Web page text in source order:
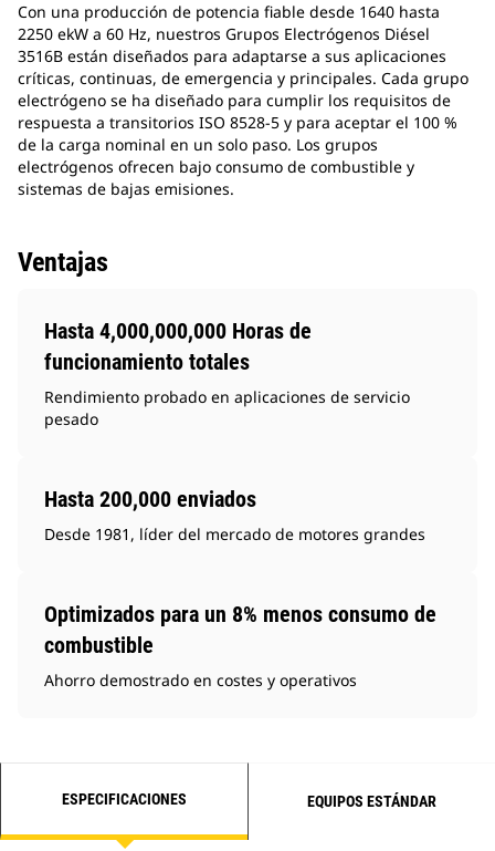
Con una producción de potencia fiable desde 1640 hasta
2250 ekW a 60 Hz, nuestros Grupos Electrógenos Diésel
3516B están diseñados para adaptarse a sus aplicaciones
críticas, continuas, de emergencia y principales. Cada grupo
electrógeno se ha diseñado para cumplir los requisitos de
respuesta a transitorios ISO 8528-5 y para aceptar el 100 %
de la carga nominal en un solo paso. Los grupos
electrógenos ofrecen bajo consumo de combustible y
sistemas de bajas emisiones.
Ventajas
Hasta 4,000,000,000 Horas de
funcionamiento totales
Rendimiento probado en aplicaciones de servicio
pesado
Hasta 200,000 enviados
Desde 1981, líder del mercado de motores grandes
Optimizados para un 8% menos consumo de
combustible
Ahorro demostrado en costes y operativos
ESPECIFICACIONES EQUIPOS ESTÁNDAR